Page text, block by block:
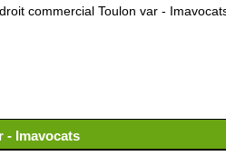
commercial Toulon var -
- Imavocats